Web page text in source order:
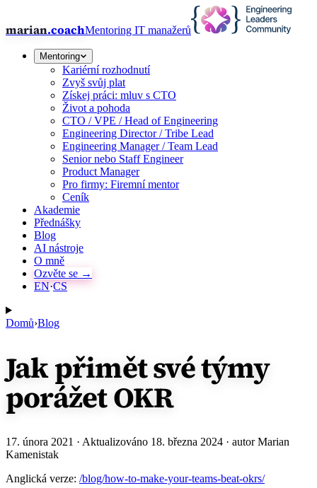
marian.coachMentoring IT manažerů
Mentoring
Kariérní rozhodnutí
Zvyš svůj plat
Získej práci: mluv s CTO
Život a pohoda
CTO / VPE / Head of Engineering
Engineering Director / Tribe Lead
Engineering Manager / Team Lead
Senior nebo Staff Engineer
Product Manager
Pro firmy: Firemní mentor
Ceník
Akademie
Přednášky
Blog
AI nástroje
O mně
Ozvěte se →
EN·CS
Domů›Blog
Jak přimět své týmy
porážet OKR
17. února 2021 · Aktualizováno 18. března 2024 · autor Marian
Kamenistak
Anglická verze: /blog/how-to-make-your-teams-beat-okrs/